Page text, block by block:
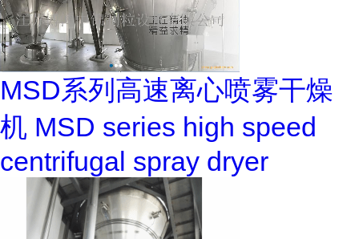
MSD系列高速离心喷雾干燥
机 MSD series high speed
centrifugal spray dryer